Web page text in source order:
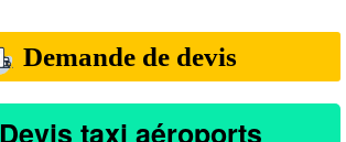
Demande de devis
Devis taxi aéroports